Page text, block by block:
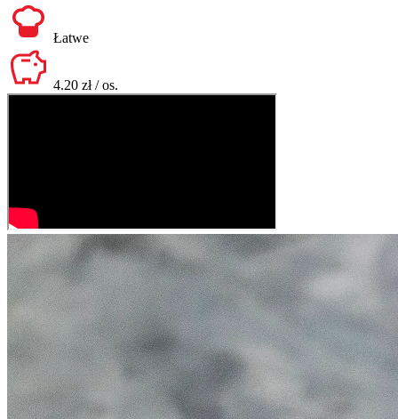
Łatwe
4.20 zł / os.